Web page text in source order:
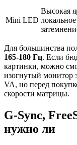
Mini LED
Высокая
локальное
Для большинства
165-180 Гц. Если
картинки, можно
изогнутый монитор
VA, но перед
скорости матрицы.
G-Sync,
нужно ли